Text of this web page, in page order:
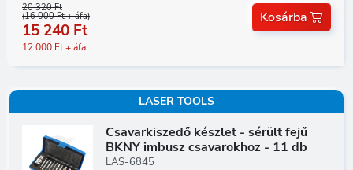
20 320 Ft
(16 000 Ft + áfa)
15 240 Ft
12 000 Ft + áfa
Kosárba
LASER TOOLS
Csavarkiszedő készlet - sérült fejű
BKNY imbusz csavarokhoz - 11 db
LAS-6845